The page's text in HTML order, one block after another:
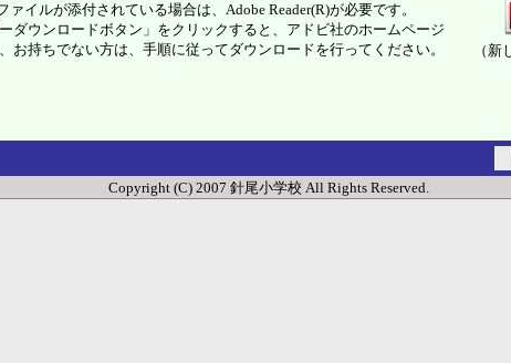
ァイルが添付されている場合は、Adobe Reader(R)が必要です。
ダウンロードボタン」をクリックすると、アドビ社のホームページ
お持ちでない方は、手順に従ってダウンロードを行ってください。
（新
Copyright (C) 2007 針尾小学校 All Rights Reserved.